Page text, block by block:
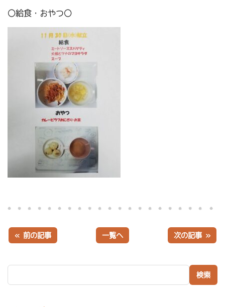
〇給食・おやつ〇
« 前の記事 一覧へ 次の記事 »